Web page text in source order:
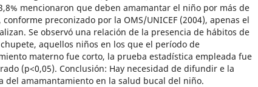
mencionaron que deben amamantar el niño por más de
conforme preconizado por la OMS/UNICEF (2004), apenas el
Se observó una relación de la presencia de hábitos de
aquellos niños en los que el período de
materno fue corto, la prueba estadística empleada fue
(p<0,05). Conclusión: Hay necesidad de difundir e la
del amamantamiento en la salud bucal del niño.